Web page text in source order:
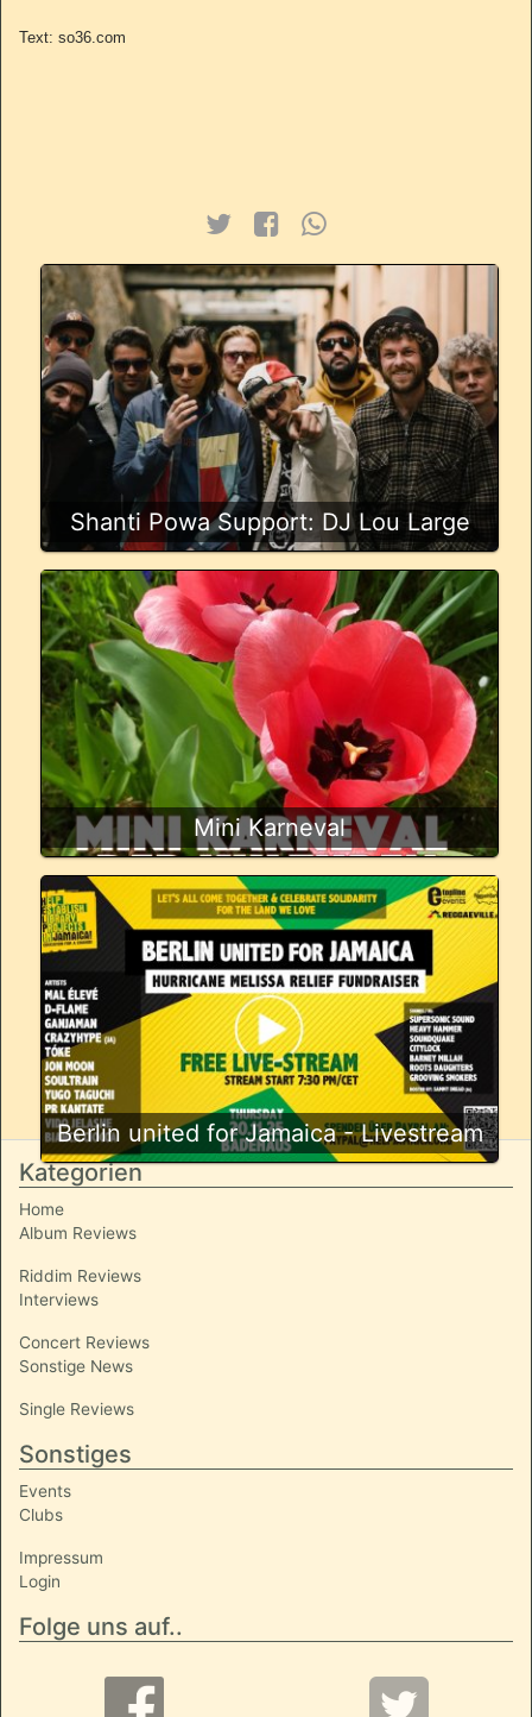
Text: so36.com
Shanti Powa Support: DJ Lou Large
Mini Karneval
Berlin united for Jamaica - Livestream
Kategorien
Home
Album Reviews
Riddim Reviews
Interviews
Concert Reviews
Sonstige News
Single Reviews
Sonstiges
Events
Clubs
Impressum
Login
Folge uns auf..